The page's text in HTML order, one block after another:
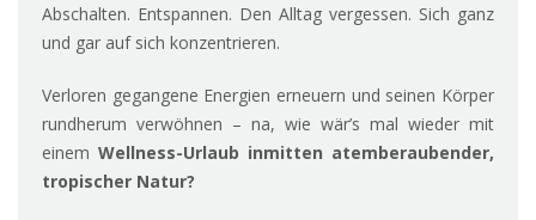
Abschalten. Entspannen. Den Alltag vergessen. Sich ganz
und gar auf sich konzentrieren.
Verloren gegangene Energien erneuern und seinen Körper
rundherum verwöhnen – na, wie wär’s mal wieder mit
einem Wellness-Urlaub inmitten atemberaubender,
tropischer Natur?